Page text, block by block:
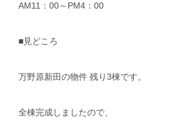
AM11：00～PM4：00
■見どころ
万野原新田の物件 残り3棟です。
全棟完成しましたので、